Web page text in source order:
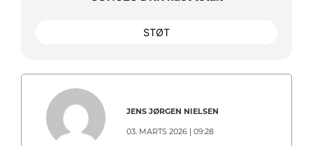
STØT
JENS JØRGEN NIELSEN
03. MARTS 2026 | 09:28